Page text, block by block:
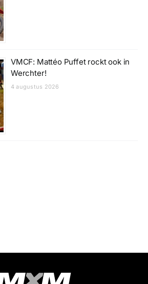
VMCF: Mattéo Puffet rockt ook in
Werchter!
4 augustus 2026